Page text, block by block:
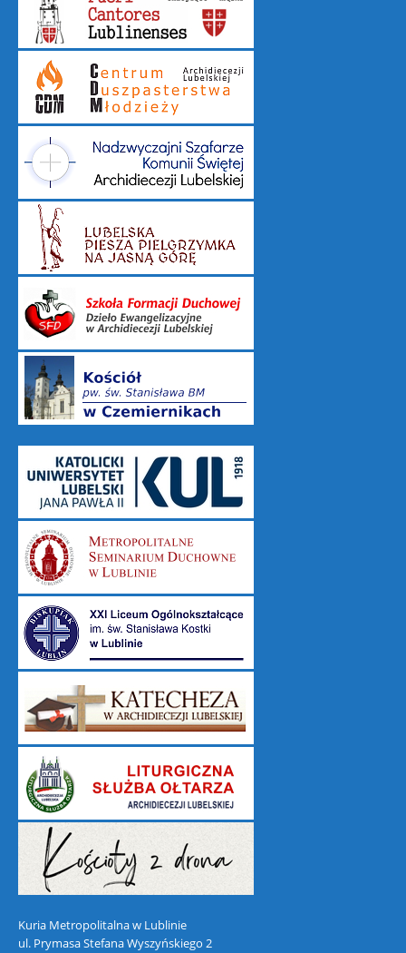
Kuria Metropolitalna w Lublinie
ul. Prymasa Stefana Wyszyńskiego 2